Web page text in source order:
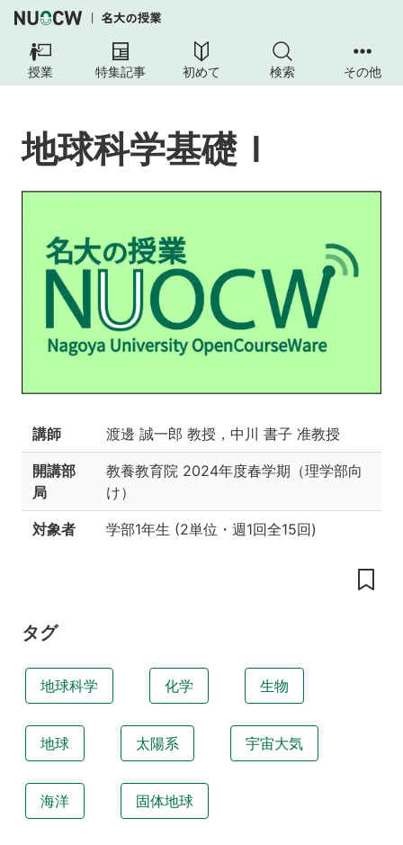
授業 特集記事 初めて 検索 その他
科
科
化
地球科学基礎Ｉ
講師 渡邊 誠一郎 教授，中川 書子 准教授
開講部
局
教養教育院 2024年度春学期（理学部向
け）
対象者 学部1年生 (2単位 ・ 週1回全15回)
タグ
地球科学 化学 生物
地球 太陽系 宇宙大気
海洋 固体地球